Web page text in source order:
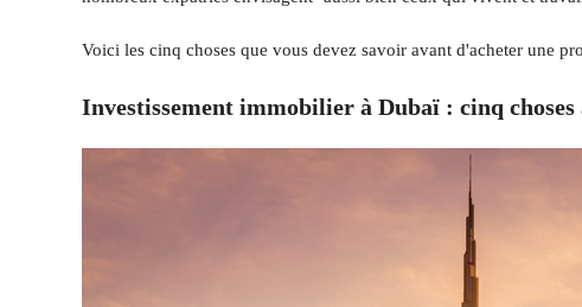
Voici les cinq choses que vous devez savoir avant d'acheter une
Investissement immobilier à Dubaï : cinq choses